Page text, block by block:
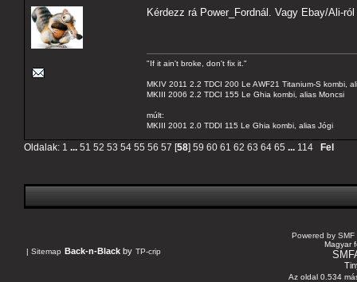
Kérdezz rá Power_Fordnál. Vagy Ebay/Ali-
"If it ain't broke, don't fix it."
MKIV 2011 2.2 TDCI 200 Le AWF21 Titanium-S kombi,
MKIII 2006 2.2 TDCI 155 Le Ghia kombi, alias Moncsi
múlt:
MKIII 2001 2.0 TDDI 115 Le Ghia kombi, alias Jógi
Oldalak: 1 ... 51 52 53 54 55 56 57 [58] 59 60 61 62 63 64 65 ... 114 Fel
| Sitemap Back-n-Black by TP-crip
Powered by SMF
Magyar
Az oldal 0.534